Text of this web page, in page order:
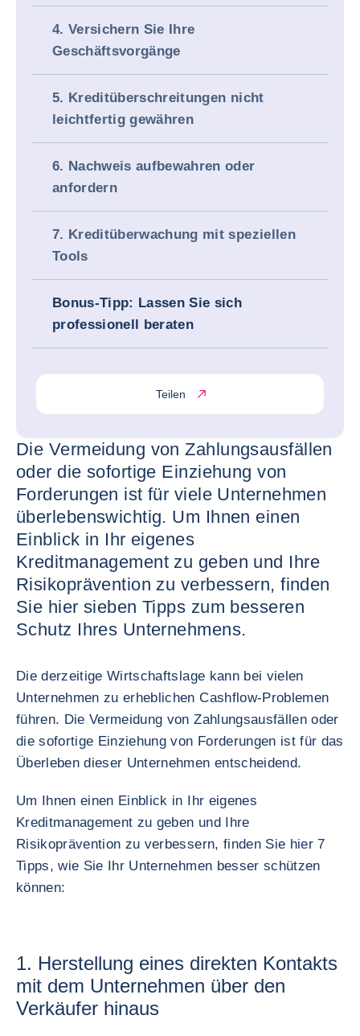
4. Versichern Sie Ihre
Geschäftsvorgänge
5. Kreditüberschreitungen nicht
leichtfertig gewähren
6. Nachweis aufbewahren oder
anfordern
7. Kreditüberwachung mit speziellen
Tools
Bonus-Tipp: Lassen Sie sich
professionell beraten
Teilen
Die Vermeidung von Zahlungsausfällen
oder die sofortige Einziehung von
Forderungen ist für viele Unternehmen
überlebenswichtig. Um Ihnen einen
Einblick in Ihr eigenes
Kreditmanagement zu geben und Ihre
Risikoprävention zu verbessern, finden
Sie hier sieben Tipps zum besseren
Schutz Ihres Unternehmens.
Die derzeitige Wirtschaftslage kann bei vielen
Unternehmen zu erheblichen Cashflow-Problemen
führen. Die Vermeidung von Zahlungsausfällen oder
die sofortige Einziehung von Forderungen ist für das
Überleben dieser Unternehmen entscheidend.
Um Ihnen einen Einblick in Ihr eigenes
Kreditmanagement zu geben und Ihre
Risikoprävention zu verbessern, finden Sie hier 7
Tipps, wie Sie Ihr Unternehmen besser schützen
können:
1. Herstellung eines direkten Kontakts
mit dem Unternehmen über den
Verkäufer hinaus